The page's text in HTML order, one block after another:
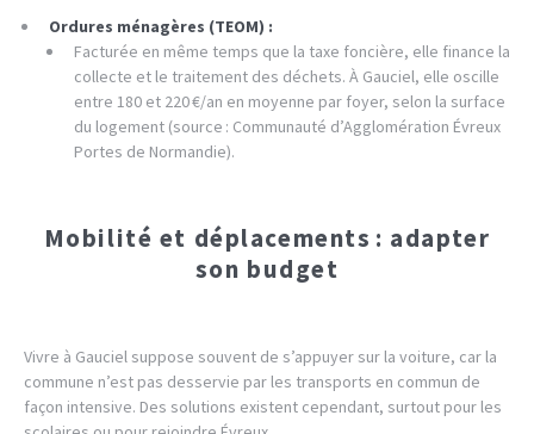
Ordures ménagères (TEOM) :
Facturée en même temps que la taxe foncière, elle finance la
collecte et le traitement des déchets. À Gauciel, elle oscille
entre 180 et 220 €/an en moyenne par foyer, selon la surface
du logement (source : Communauté d’Agglomération Évreux
Portes de Normandie).
Mobilité et déplacements : adapter
son budget
Vivre à Gauciel suppose souvent de s’appuyer sur la voiture, car la
commune n’est pas desservie par les transports en commun de
façon intensive. Des solutions existent cependant, surtout pour les